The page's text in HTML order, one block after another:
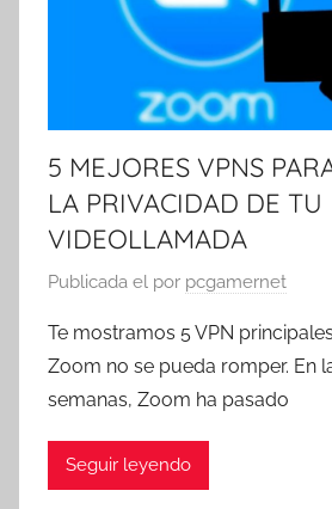
5 MEJORES VPNS
LA PRIVACIDAD DE TU
VIDEOLLAMADA
Publicada el por pcgamernet
Te mostramos 5 VPN
Zoom no se pueda romper. En
semanas, Zoom ha pasado
Seguir leyendo